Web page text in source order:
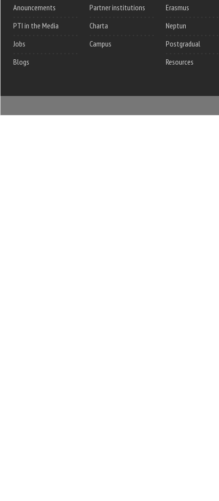
Anouncements
PTI in the Media
Jobs
Blogs
Partner institutions
Charta
Campus
Erasmus
Neptun
Postgradual
Resources